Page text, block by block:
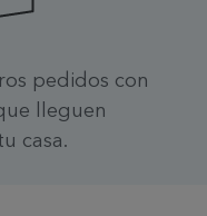
pedidos con
lleguen
casa.